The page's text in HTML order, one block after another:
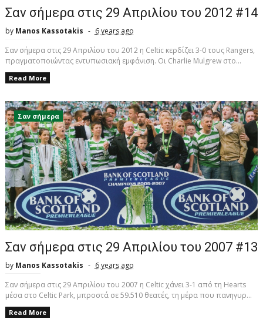
Σαν σήμερα στις 29 Απριλίου του 2012 #14
by Manos Kassotakis
6 years ago
Σαν σήμερα στις 29 Απριλίου του 2012 η Celtic κερδίζει 3-0 τους Rangers,
πραγματοποιώντας εντυπωσιακή εμφάνιση. Οι Charlie Mulgrew στο...
Read More
Σαν σήμερα
Σαν σήμερα στις 29 Απριλίου του 2007 #13
by Manos Kassotakis
6 years ago
Σαν σήμερα στις 29 Απριλίου του 2007 η Celtic χάνει 3-1 από τη Hearts
μέσα στο Celtic Park, μπροστά σε 59.510 θεατές, τη μέρα που πανηγυρ...
Read More